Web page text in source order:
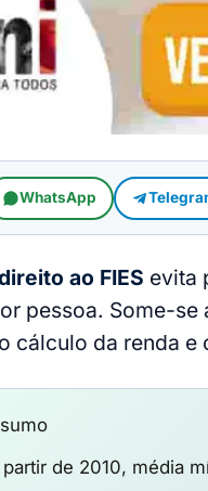
WhatsApp
ao FIES evita
pessoa. Some-se
cálculo da renda
partir de 2010, média